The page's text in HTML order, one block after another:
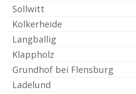
Sollwitt
Kolkerheide
Langballig
Klappholz
Grundhof bei Flensburg
Ladelund